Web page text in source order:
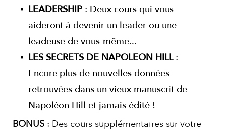
LEADERSHIP : Deux cours qui vous
aideront à devenir un leader ou une
leadeuse de vous-même...
LES SECRETS DE NAPOLEON HILL:
Encore plus de nouvelles données
retrouvées dans un vieux manuscrit de
Napoléon Hill et jamais édité !
BONUS : Des cours supplémentaires sur votre